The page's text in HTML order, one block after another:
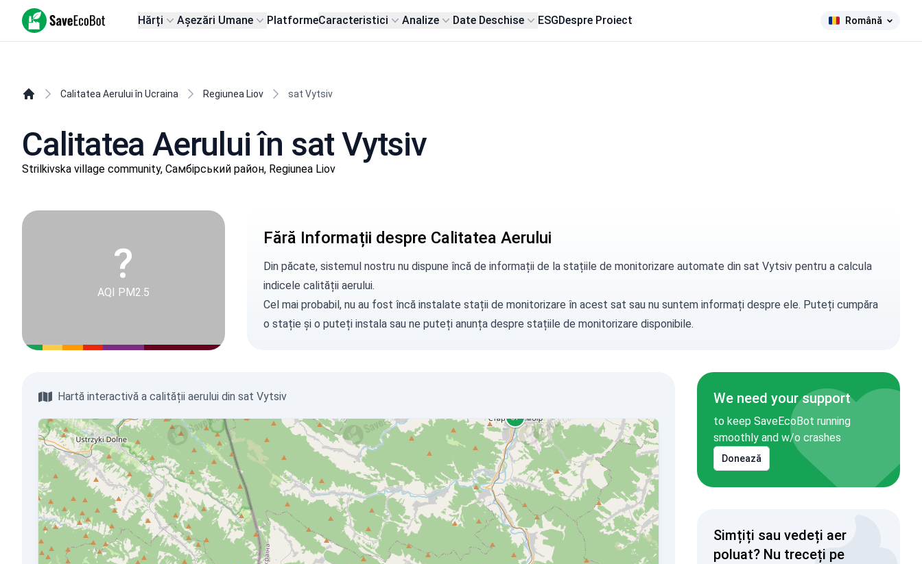
SaveEcoBot Hărți Așezări Umane PlatformeCaracteristici Analize Date Deschise ESGDespre Proiect Română
Calitatea Aerului în Ucraina Regiunea Liov sat Vytsiv
Calitatea Aerului în sat Vytsiv
Strilkivska village community, Самбірський район, Regiunea Liov
?
AQI PM2.5
Fără Informații despre Calitatea Aerului
Din păcate, sistemul nostru nu dispune încă de informații de la stațiile de monitorizare automate din sat Vytsiv pentru a calcula
indicele calității aerului.
Cel mai probabil, nu au fost încă instalate stații de monitorizare în acest sat sau nu suntem informați despre ele. Puteți cumpăra
o stație și o puteți instala sau ne puteți anunțadespre stațiile de monitorizare disponibile.
Hartă interactivă a calității aerului din sat Vytsiv We need your support
to keep SaveEcoBot running
smoothly and w/o crashes
Donează
Simțiți sau vedeți aer
poluat? Nu treceți pe